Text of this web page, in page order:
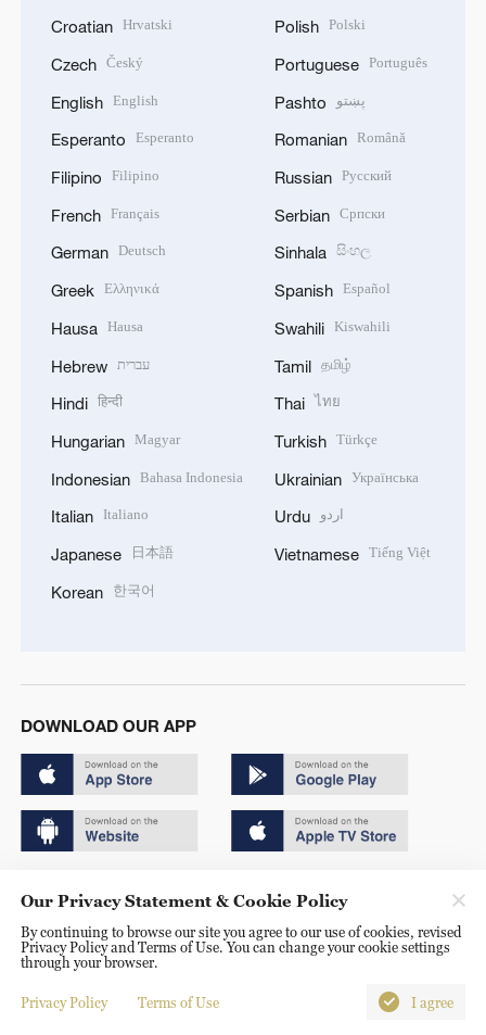
Croatian Hrvatski
Czech Český
English English
Esperanto Esperanto
Filipino Filipino
French Français
German Deutsch
Greek Ελληνικά
Hausa Hausa
Hebrew עברית
Hindi हिन्दी
Hungarian Magyar
Indonesian Bahasa Indonesia
Italian Italiano
Japanese 日本語
Korean 한국어
Polish Polski
Portuguese Português
Pashto پښتو
Romanian Română
Russian Русский
Serbian Српски
Sinhala සිංහල
Spanish Español
Swahili Kiswahili
Tamil தமிழ்
Thai ไทย
Turkish Türkçe
Ukrainian Українська
Urdu اردو
Vietnamese Tiếng Việt
DOWNLOAD OUR APP
京ICP备20000184号
京公网安备 11010502050052号
Disinformation report hotline: 010-85061466
Our Privacy Statement & Cookie Policy
By continuing to browse our site you agree to our use of cookies, revised
Privacy Policy and Terms of Use. You can change your cookie settings
through your browser.
Privacy Policy Terms of Use I agree